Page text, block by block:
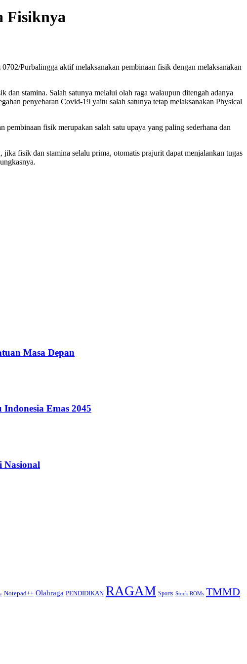
Fisiknya
Purbalingga aktif melaksanakan pembinaan fisik dengan melaksanakan
stamina. Salah satunya melalui olah raga walaupun ditengah adanya
penyebaran Covid-19 yaitu salah satunya tetap melaksanakan Physical
fisik merupakan salah satu upaya yang paling sederhana dan
fisik dan stamina selalu prima, otomatis prajurit dapat menjalankan tugas
Masa Depan
Emas 2045
Nasional
Notepad++ Olahraga PENDIDIKAN RAGAM Sports Stock ROMs TMMD